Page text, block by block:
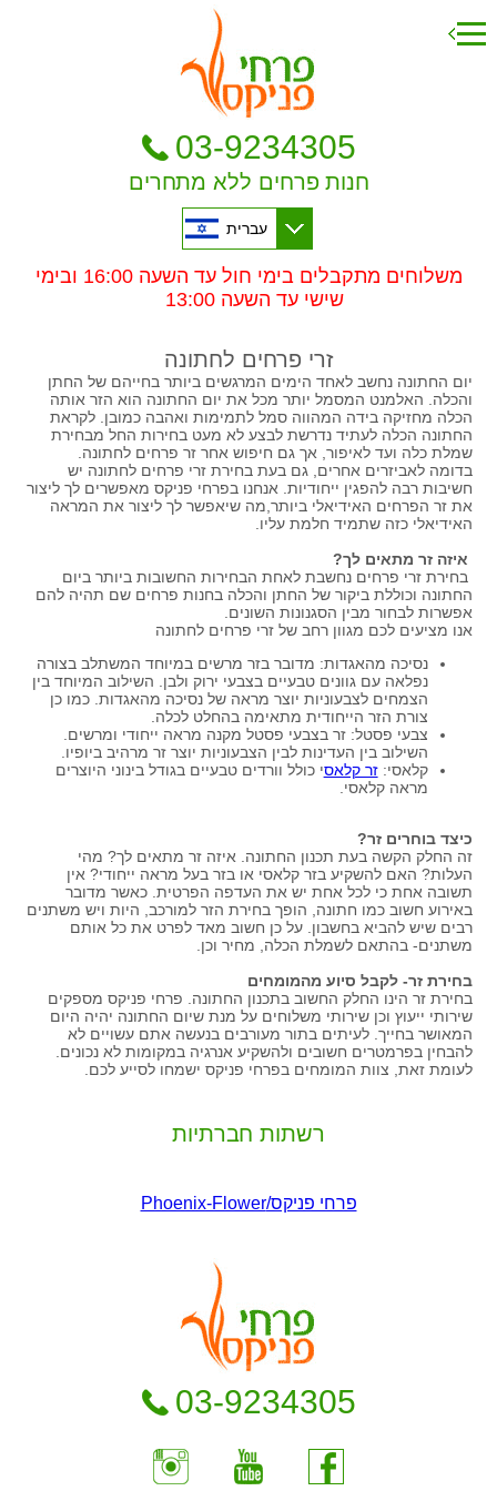
03-9234305
חנות פרחים ללא מתחרים
עברית
משלוחים מתקבלים בימי חול עד השעה 16:00 ובימי
שישי עד השעה 13:00
זרי פרחים לחתונה
יום החתונה נחשב לאחד הימים המרגשים ביותר בחייהם של החתן
והכלה. האלמנט המסמל יותר מכל את יום החתונה הוא הזר אותה
הכלה מחזיקה בידה המהווה סמל לתמימות ואהבה כמובן. לקראת
החתונה הכלה לעתיד נדרשת לבצע לא מעט בחירות החל מבחירת
שמלת כלה ועד לאיפור, אך גם חיפוש אחר זר פרחים לחתונה.
בדומה לאביזרים אחרים, גם בעת בחירת זרי פרחים לחתונה יש
חשיבות רבה להפגין ייחודיות. אנחנו בפרחי פניקס מאפשרים לך ליצור
את זר הפרחים האידיאלי ביותר,מה שיאפשר לך ליצור את המראה
האידיאלי כזה שתמיד חלמת עליו.
איזה זר מתאים לך?
בחירת זרי פרחים נחשבת לאחת הבחירות החשובות ביותר ביום
החתונה וכוללת ביקור של החתן והכלה בחנות פרחים שם תהיה להם
אפשרות לבחור מבין הסגנונות השונים.
אנו מציעים לכם מגוון רחב של זרי פרחים לחתונה
נסיכה מהאגדות: מדובר בזר מרשים במיוחד המשתלב בצורה
נפלאה עם גוונים טבעיים בצבעי ירוק ולבן. השילוב המיוחד בין
הצמחים לצבעוניות יוצר מראה של נסיכה מהאגדות. כמו כן
צורת הזר הייחודית מתאימה בהחלט לכלה.
צבעי פסטל: זר בצבעי פסטל מקנה מראה ייחודי ומרשים.
השילוב בין העדינות לבין הצבעוניות יוצר זר מרהיב ביופיו.
קלאסי:זר קלאסי כולל וורדים טבעיים בגודל בינוני היוצרים
מראה קלאסי.
כיצד בוחרים זר?
זה החלק הקשה בעת תכנון החתונה. איזה זר מתאים לך? מהי
העלות? האם להשקיע בזר קלאסי או בזר בעל מראה ייחודי? אין
תשובה אחת כי לכל אחת יש את העדפה הפרטית. כאשר מדובר
באירוע חשוב כמו חתונה, הופך בחירת הזר למורכב, היות ויש משתנים
רבים שיש להביא בחשבון. על כן חשוב מאד לפרט את כל אותם
משתנים- בהתאם לשמלת הכלה, מחיר וכן.
בחירת זר- לקבל סיוע מהמומחים
בחירת זר הינו החלק החשוב בתכנון החתונה. פרחי פניקס מספקים
שירותי ייעוץ וכן שירותי משלוחים על מנת שיום החתונה יהיה היום
המאושר בחייך. לעיתים בתור מעורבים בנעשה אתם עשויים לא
להבחין בפרמטרים חשובים ולהשקיע אנרגיה במקומות לא נכונים.
לעומת זאת, צוות המומחים בפרחי פניקס ישמחו לסייע לכם.
רשתות חברתיות
03-9234305